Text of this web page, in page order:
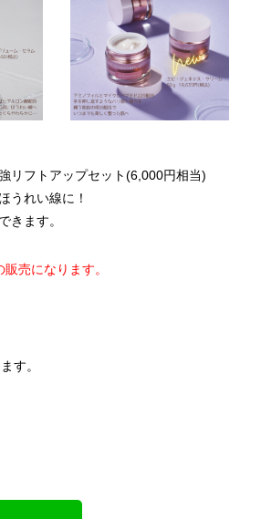
リフトアップセット(6,000円相当)
うれい線に！
きます。
売になります。
す。